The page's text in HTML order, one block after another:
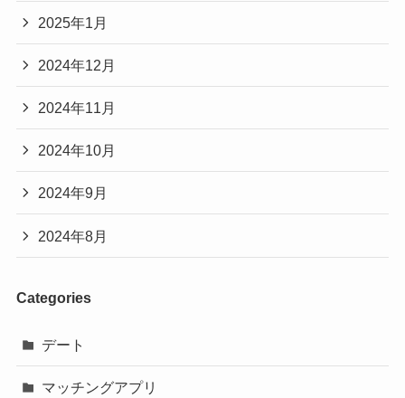
2025年1月
2024年12月
2024年11月
2024年10月
2024年9月
2024年8月
Categories
デート
マッチングアプリ